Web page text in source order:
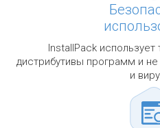
InstallPack
дистрибутивы программ и
и